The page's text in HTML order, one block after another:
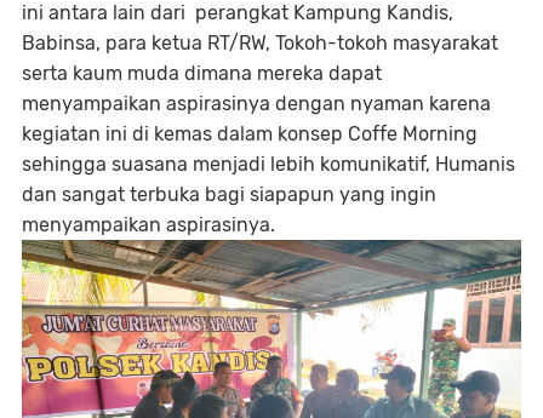
ini antara lain dari perangkat Kampung Kandis,
Babinsa, para ketua RT/RW, Tokoh-tokoh masyarakat
serta kaum muda dimana mereka dapat
menyampaikan aspirasinya dengan nyaman karena
kegiatan ini di kemas dalam konsep Coffe Morning
sehingga suasana menjadi lebih komunikatif, Humanis
dan sangat terbuka bagi siapapun yang ingin
menyampaikan aspirasinya.